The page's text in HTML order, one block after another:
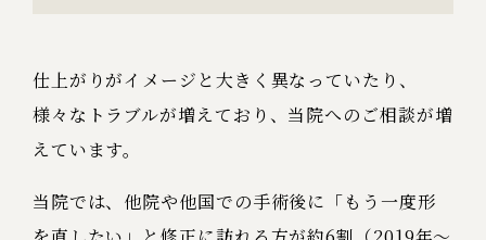
仕上がりがイメージと大きく異なっていたり、
様々なトラブルが増えており、当院へのご相談が増
えています。
当院では、他院や他国での手術後に「もう一度形